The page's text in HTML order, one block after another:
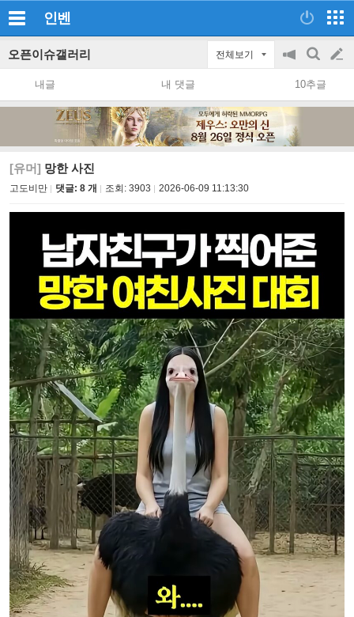
인벤
오픈이슈갤러리 전체보기
공
지
on/off
검
색
글
쓰
내글 내 댓글 10추글
[유머] 망한 사진
고도비만 댓글: 8 개 조회: 3903 2026-06-09 11:13:30